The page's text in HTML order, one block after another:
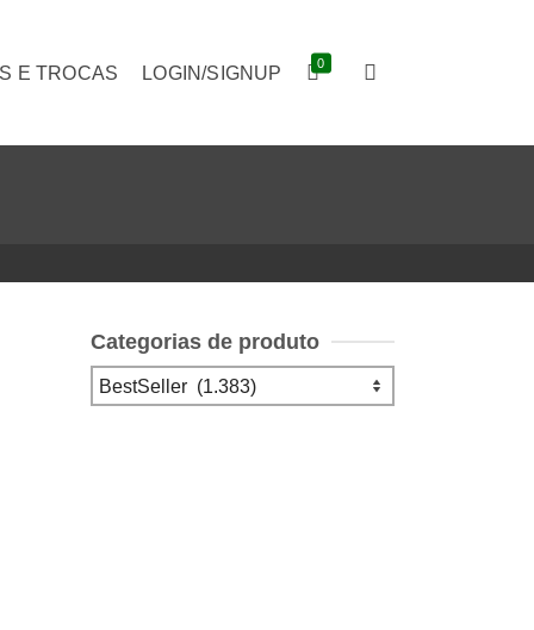
E TROCAS LOGIN/SIGNUP 0
Categorias de produto